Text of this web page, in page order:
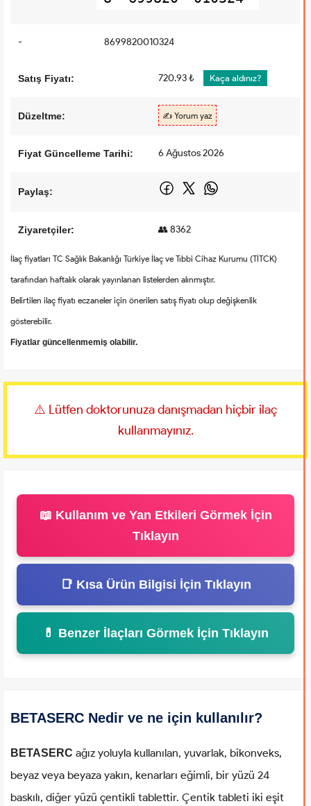
- 8699820010324
Satış Fiyatı: 720.93 ₺ Kaça aldınız?
Düzeltme: ✍️ Yorum yaz
Fiyat Güncelleme Tarihi: 6 Ağustos 2026
Paylaş:
Ziyaretçiler: 👥 8362
İlaç fiyatları TC Sağlık Bakanlığı Türkiye İlaç ve Tıbbi Cihaz Kurumu (TİTCK)
tarafından haftalık olarak yayınlanan listelerden alınmıştır.
Belirtilen ilaç fiyatı eczaneler için önerilen satış fiyatı olup değişkenlik
gösterebilir.
Fiyatlar güncellenmemiş olabilir.
⚠️ Lütfen doktorunuza danışmadan hiçbir ilaç
kullanmayınız.
📖 Kullanım ve Yan Etkileri Görmek İçin
Tıklayın
📑 Kısa Ürün Bilgisi İçin Tıklayın
💊 Benzer İlaçları Görmek İçin Tıklayın
BETASERC Nedir ve ne için kullanılır?
BETASERC ağız yoluyla kullanılan, yuvarlak, bikonveks,
beyaz veya beyaza yakın, kenarları eğimli, bir yüzü 24
baskılı, diğer yüzü çentikli tablettir. Çentik tableti iki eşit